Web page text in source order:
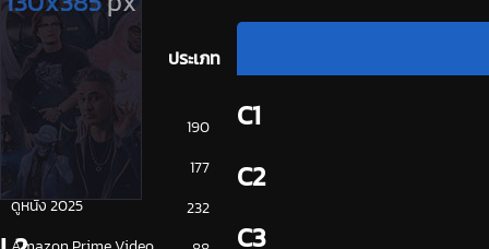
ประเภท
การ์ตูน
190
ดูซีรี่ย์ 2025
177
ดูหนัง 2025
232
C1
C2
C3